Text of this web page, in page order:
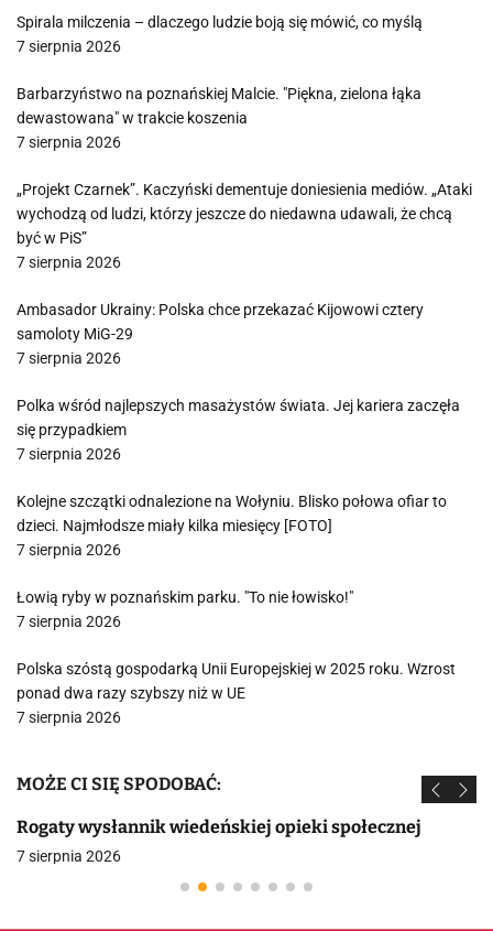
Spirala milczenia – dlaczego ludzie boją się mówić, co myślą
7 sierpnia 2026
Barbarzyństwo na poznańskiej Malcie. "Piękna, zielona łąka
dewastowana" w trakcie koszenia
7 sierpnia 2026
„Projekt Czarnek”. Kaczyński dementuje doniesienia mediów. „Ataki
wychodzą od ludzi, którzy jeszcze do niedawna udawali, że chcą
być w PiS”
7 sierpnia 2026
Ambasador Ukrainy: Polska chce przekazać Kijowowi cztery
samoloty MiG-29
7 sierpnia 2026
Polka wśród najlepszych masażystów świata. Jej kariera zaczęła
się przypadkiem
7 sierpnia 2026
Kolejne szczątki odnalezione na Wołyniu. Blisko połowa ofiar to
dzieci. Najmłodsze miały kilka miesięcy [FOTO]
7 sierpnia 2026
Łowią ryby w poznańskim parku. "To nie łowisko!"
7 sierpnia 2026
Polska szóstą gospodarką Unii Europejskiej w 2025 roku. Wzrost
ponad dwa razy szybszy niż w UE
7 sierpnia 2026
MOŻE CI SIĘ SPODOBAĆ:
Rogaty wysłannik wiedeńskiej opieki społecznej
7 sierpnia 2026